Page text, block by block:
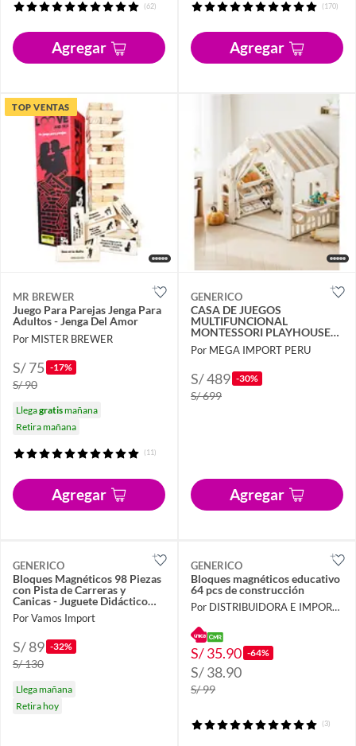
(62)
Agregar
(170)
Agregar
TOP VENTAS
MR BREWER
Juego Para Parejas Jenga Para
Adultos - Jenga Del Amor
Por MISTER BREWER
S/ 75 -17%
S/ 90
Llegagratismañana
Retira mañana
(11)
Agregar
GENERICO
CASA DE JUEGOS
MULTIFUNCIONAL
MONTESSORI PLAYHOUSE
ORGANIZADOR TABLA DE
LEGO
Por MEGA IMPORT PERU
S/ 489 -30%
S/ 699
Agregar
GENERICO
Bloques Magnéticos 98 Piezas
con Pista de Carreras y
Canicas - Juguete Didáctico
STEM
Por Vamos Import
S/ 89 -32%
S/ 130
Llega mañana
Retira hoy
GENERICO
Bloques magnéticos educativo
64 pcs de construcción
Por DISTRIBUIDORA E IMPORTADORA
S/ 35.90 -64%
S/ 38.90
S/ 99
(3)